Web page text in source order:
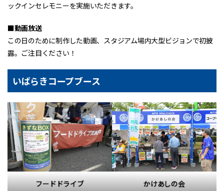
ックインセレモニーを実施いただきます。
■動画放送
この日のために制作した動画、スタジアム場内大型ビジョンで初披
露。ご注目ください！
いばらきコープブース
フードドライブ かけあしの会